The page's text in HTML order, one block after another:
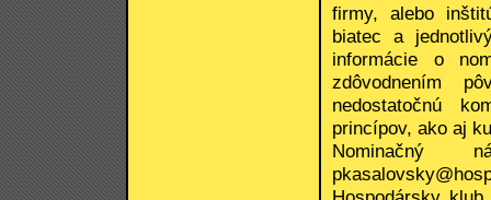
firmy, alebo
biatec a
informácie o
zdôvodnením
nedostatočnú
princípov, ako aj